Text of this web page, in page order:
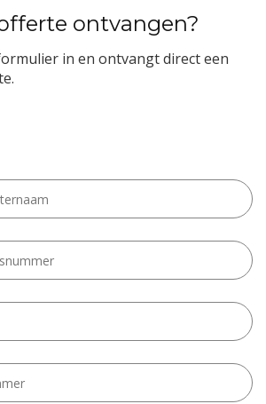
ontvangen?
in en ontvangt direct een